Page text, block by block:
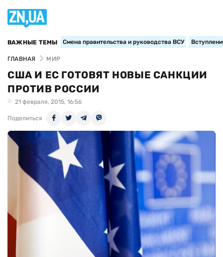
ВАЖНЫЕ ТЕМЫ Смена правительства и руководства ВСУ
ГЛАВНАЯ МИР
США И ЕС ГОТОВЯТ НОВЫЕ САНКЦИИ
ПРОТИВ РОССИИ
21 февраля, 2015, 16:56
Поделиться